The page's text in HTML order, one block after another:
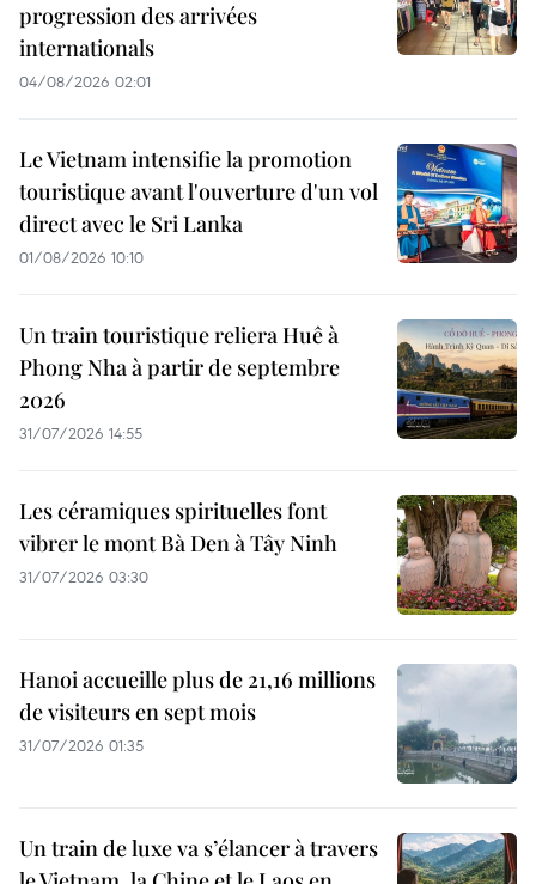
progression des arrivées
internationals
04/08/2026 02:01
Le Vietnam intensifie la promotion
touristique avant l'ouverture d'un vol
direct avec le Sri Lanka
01/08/2026 10:10
Un train touristique reliera Huê à
Phong Nha à partir de septembre
2026
31/07/2026 14:55
Les céramiques spirituelles font
vibrer le mont Bà Den à Tây Ninh
31/07/2026 03:30
Hanoi accueille plus de 21,16 millions
de visiteurs en sept mois ​
31/07/2026 01:35
Un train de luxe va s’élancer à travers